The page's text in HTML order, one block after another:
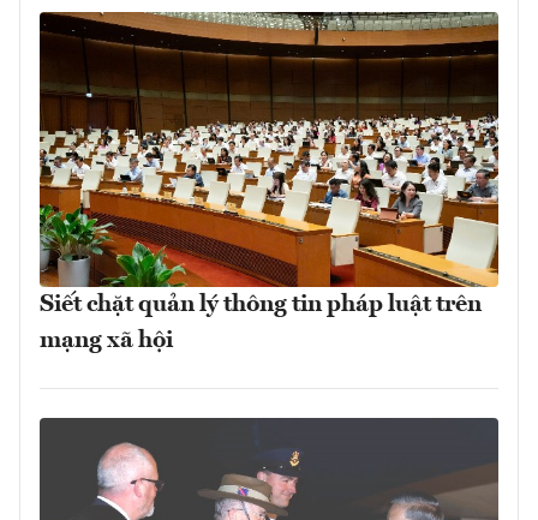
Siết chặt quản lý thông tin pháp luật trên
mạng xã hội